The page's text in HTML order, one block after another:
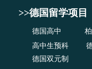
德国高中
高中生预科
德国双元制
>>德国留学项目